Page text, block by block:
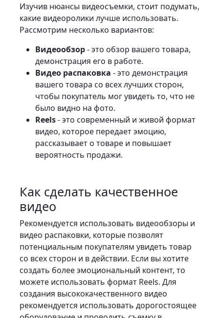
Изучив нюансы видеосъемки, стоит подумать,
какие видеоролики лучше использовать.
Рассмотрим несколько вариантов:
Видеообзор- это обзор вашего товара,
демонстрация его в работе.
Видео распаковка - это демонстрация
вашего товара со всех лучших сторон,
чтобы покупатель мог увидеть то, что не
было видно на фото.
Reels- это современный и живой формат
видео, которое передает эмоцию,
рассказывает о товаре и повышает
вероятность продажи.
Как сделать качественное
видео
Рекомендуется использовать видеообзоры и
видео распаковки, которые позволят
потенциальным покупателям увидеть товар
со всех сторон и в действии. Если вы хотите
создать более эмоциональный контент, то
можете использовать формат Reels. Для
создания высококачественного видео
рекомендуется использовать дорогостоящее